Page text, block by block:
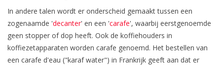
In andere talen wordt er onderscheid gemaakt tussen een
zogenaamde 'decanter' en een 'carafe', waarbij eerstgenoemde
geen stopper of dop heeft. Ook de koffiehouders in
koffiezetapparaten worden carafe genoemd. Het bestellen van
een carafe d'eau ("karaf water") in Frankrijk geeft aan dat er